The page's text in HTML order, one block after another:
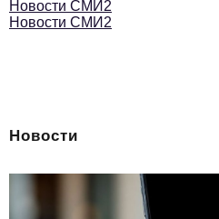
Новости СМИ2
Новости СМИ2
Новости